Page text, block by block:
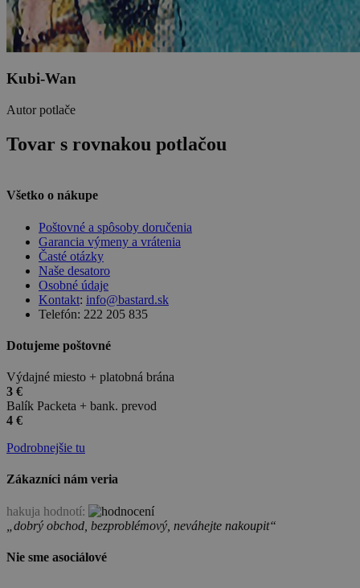
Kubi-Wan
Autor potlače
Tovar s rovnakou potlačou
Všetko o nákupe
Poštovné a spôsoby doručenia
Garancia výmeny a vrátenia
Časté otázky
Naše desatoro
Osobné údaje
Kontakt: info@bastard.sk
Telefón: 222 205 835
Dotujeme poštovné
Výdajné miesto + platobná brána
3 €
Balík Packeta + bank. prevod
4 €
Podrobnejšie tu
Zákazníci nám veria
hakuja hodnotí:
„dobrý obchod, bezproblémový, neváhejte nakoupit“
Nie sme asociálové